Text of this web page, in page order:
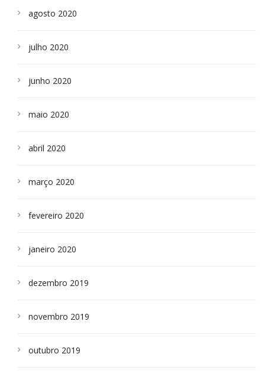
agosto 2020
julho 2020
junho 2020
maio 2020
abril 2020
março 2020
fevereiro 2020
janeiro 2020
dezembro 2019
novembro 2019
outubro 2019